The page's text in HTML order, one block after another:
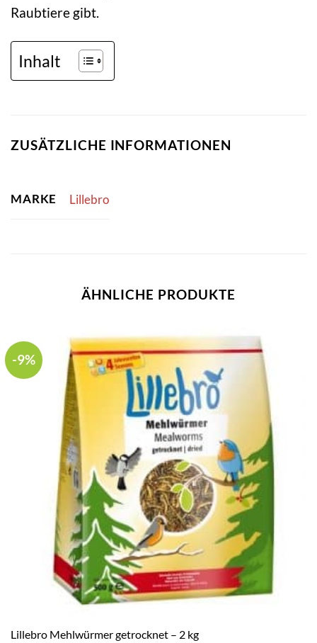
Raubtiere gibt.
Inhalt
ZUSÄTZLICHE INFORMATIONEN
MARKE Lillebro
ÄHNLICHE PRODUKTE
-9%
Lillebro Mehlwürmer getrocknet – 2 kg